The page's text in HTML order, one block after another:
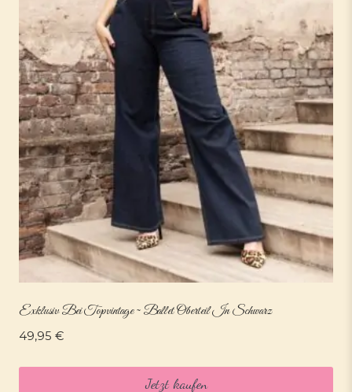
Exklusiv Bei Topvintage ~ Ballet Oberteil In Schwarz
49,95 €
Jetzt kaufen